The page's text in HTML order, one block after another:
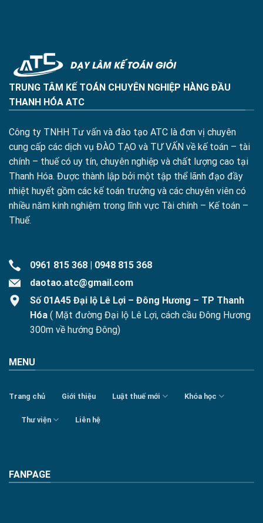
TRUNG TÂM KẾ TOÁN CHUYÊN NGHIỆP HÀNG ĐẦU
THANH HÓA ATC
Công ty TNHH Tư vấn và đào tạo ATC là đơn vị chuyên
cung cấp các dịch vụ ĐÀO TẠO và TƯ VẤN về kế toán – tài
chính – thuế có uy tín, chuyên nghiệp và chất lượng cao tại
Thanh Hóa. Được thành lập bởi một tập thể lãnh đạo đầy
nhiệt huyết gồm các kế toán trưởng và các chuyên viên có
nhiều năm kinh nghiệm trong lĩnh vực Tài chính – Kế toán –
Thuế.
0961 815 368 | 0948 815 368
daotao.atc@gmail.com
Số 01A45 Đại lộ Lê Lợi – Đông Hương – TP Thanh
Hóa ( Mặt đường Đại lộ Lê Lợi, cách cầu Đông Hương
300m về hướng Đông)
MENU
Trang chủ Giới thiệu Luật thuế mới Khóa học
Thư viện Liên hệ
FANPAGE